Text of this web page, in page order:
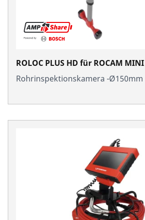
ROLOC PLUS HD für ROCAM
Rohrinspektionskamera -Ø150mm